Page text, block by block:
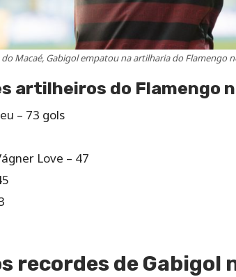
Macaé, Gabigol empatou na artilharia do Flamengo
artilheiros do Flamengo
– 73 gols
Love – 47
recordes de Gabigol